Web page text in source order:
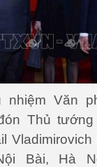
nhiệm Văn
Thủ
Bài, Hà